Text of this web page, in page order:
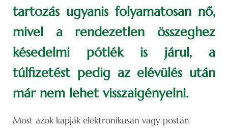
tartozás ugyanis folyamatosan nő,
mivel a rendezetlen összeghez
késedelmi pótlék is járul, a
túlfizetést pedig az elévülés után
már nem lehet visszaigényelni.
Most azok kapják elektronikusan vagy postán